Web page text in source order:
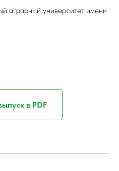
аграрный университет имени
в PDF